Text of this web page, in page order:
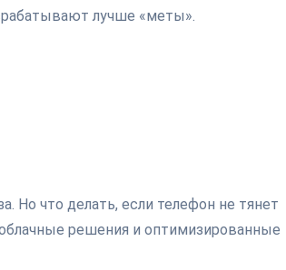
лучше «меты».
Но что делать, если телефон не тянет
решения и оптимизированные